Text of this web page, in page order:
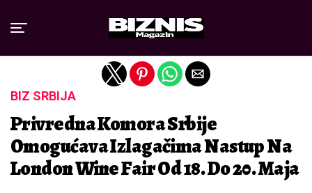
BIZ SRBIJA
Privredna Komora Srbije
Omogućava Izlagačima Nastup Na
London Wine Fair Od 18. Do 20. Maja
Exit mobile version